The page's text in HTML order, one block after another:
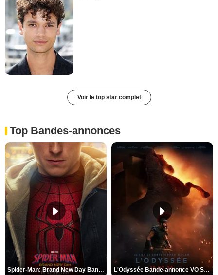
Voir le top star complet
Top Bandes-annonces
Spider-Man: Brand New Day Bande-annonce VO STFR L'Odyssée Bande-annonce VO STFR